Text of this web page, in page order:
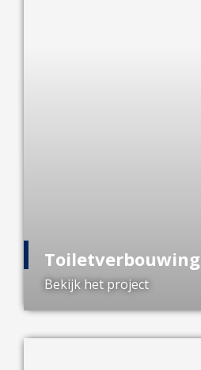
Toiletverbouwing
Bekijk het project